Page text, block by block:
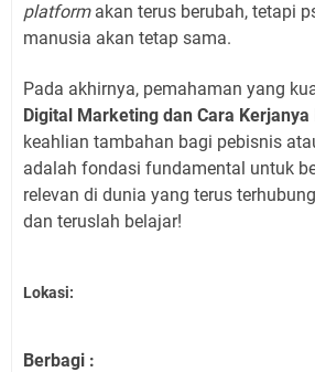
platformakan terus berubah, tetapi
manusia akan tetap sama.
Pada akhirnya, pemahaman yang
Digital Marketing dan Cara Kerjanya
keahlian tambahan bagi pebisnis
adalah fondasi fundamental untuk
relevan di dunia yang terus
dan teruslah belajar!
Lokasi:
Berbagi :